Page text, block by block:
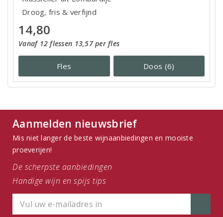
Droog, fris & verfijnd
14,80
Vanaf 12 flessen 13,57 per fles
Fles Doos (6)
Aanmelden nieuwsbrief
Mis niet langer de beste wijnaanbiedingen en mooiste
proeverijen!
De scherpste aanbiedingen
Handige wijn en spijs tips